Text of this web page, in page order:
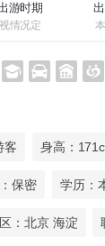
游时期
视情况定
客 身高：
保密 学历：
：北京 海淀